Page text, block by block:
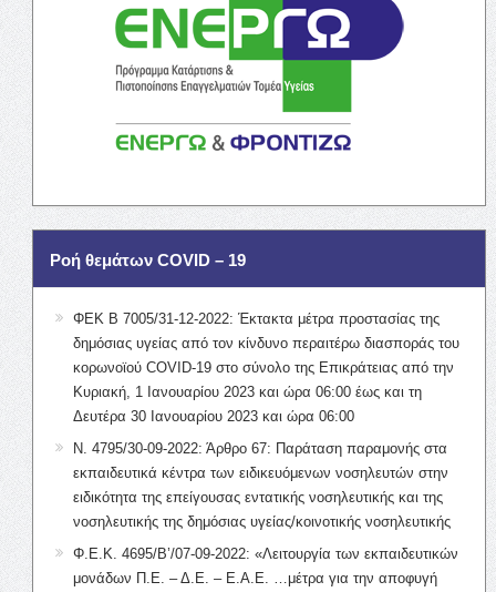
Ροή θεμάτων COVID – 19
ΦΕΚ Β 7005/31-12-2022: Έκτακτα μέτρα προστασίας της
δημόσιας υγείας από τον κίνδυνο περαιτέρω διασποράς του
κορωνοϊού COVID-19 στο σύνολο της Επικράτειας από την
Κυριακή, 1 Ιανουαρίου 2023 και ώρα 06:00 έως και τη
Δευτέρα 30 Ιανουαρίου 2023 και ώρα 06:00
Ν. 4795/30-09-2022: Άρθρο 67: Παράταση παραμονής στα
εκπαιδευτικά κέντρα των ειδικευόμενων νοσηλευτών στην
ειδικότητα της επείγουσας εντατικής νοσηλευτικής και της
νοσηλευτικής της δημόσιας υγείας/κοινοτικής νοσηλευτικής
Φ.Ε.Κ. 4695/Β’/07-09-2022: «Λειτουργία των εκπαιδευτικών
μονάδων Π.Ε. – Δ.Ε. – Ε.Α.Ε. …μέτρα για την αποφυγή